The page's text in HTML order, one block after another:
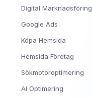
Digital Marknadsföring
Google Ads
Köpa Hemsida
Hemsida Företag
Sökmotoroptimering
AI Optimering